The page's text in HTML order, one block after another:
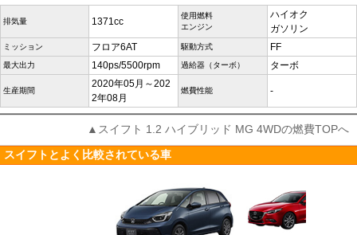
排気量 1371cc
使用燃料
エンジン
ハイオク
ガソリン
ミッション フロア6AT 駆動方式 FF
最大出力 140ps/5500rpm 過給器（ターボ） ターボ
生産期間
2020年05月～202
2年08月
燃費性能 -
▲スイフト 1.2 ハイブリッド MG 4WDの燃費TOPへ
スイフトとよく比較されている車